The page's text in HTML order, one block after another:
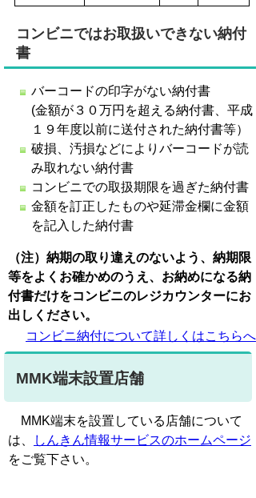
コンビニではお取扱いできない納付
書
バーコードの印字がない納付書
(金額が３０万円を超える納付書、平成
１９年度以前に送付された納付書等）
破損、汚損などによりバーコードが読
み取れない納付書
コンビニでの取扱期限を過ぎた納付書
金額を訂正したものや延滞金欄に金額
を記入した納付書
（注）納期の取り違えのないよう、納期限
等をよくお確かめのうえ、お納めになる納
付書だけをコンビニのレジカウンターにお
出しください。
コンビニ納付について詳しくはこちらへ
MMK端末設置店舗
MMK端末を設置している店舗について
は、
しんきん情報サービスのホームページ
をご覧下さい。